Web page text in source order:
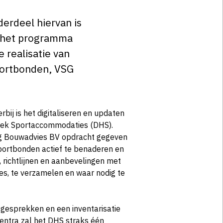
hiervan is
programma
realisatie van
VSG
is het digitaliseren en updaten
Sportaccommodaties (DHS).
Bouwadvies BV opdracht gegeven
actief te benaderen en
richtlijnen en aanbevelingen met
te verzamelen en waar nodig te
en een inventarisatie
zal het DHS straks één